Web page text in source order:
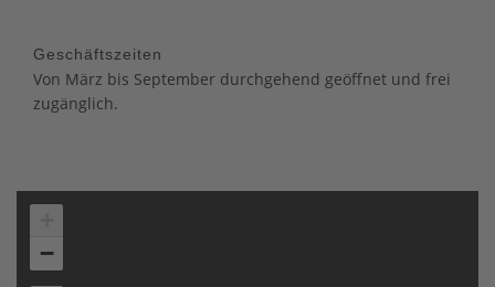
Geschäftszeiten
Von März bis September durchgehend geöffnet und frei
zugänglich.
−